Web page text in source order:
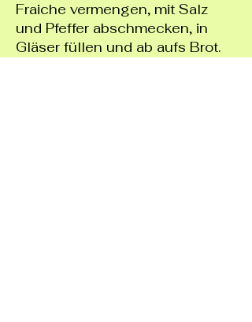
Fraiche vermengen, mit Salz
und Pfeffer abschmecken, in
Gläser füllen und ab aufs Brot.